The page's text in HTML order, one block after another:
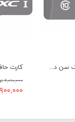
۲,۰۱۰,۰۰۰ تومان
۱,۹۰۰,۰۰۰
کارت حافظه 64 گیگ سن دیسک سرعت 100 - SanDisk micro SD 64GB Ultra